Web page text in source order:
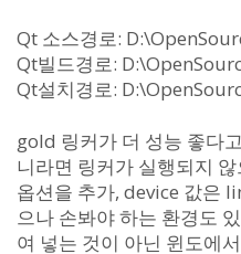
Qt 소스경로:
Qt빌드경로:
Qt설치경로:
gold 링커가 더 성능 좋다
니라면 링커가 실행되지
옵션을 추가, device 값은
으나 손봐야 하는 환경도
여 넣는 것이 아닌 윈도에